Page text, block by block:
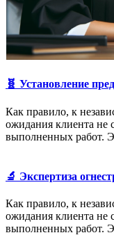
🧬 Установление
Как правило, к
ожидания клиента не
выполненных работ.
🔬 Экспертиза
Как правило, к
ожидания клиента не
выполненных работ.